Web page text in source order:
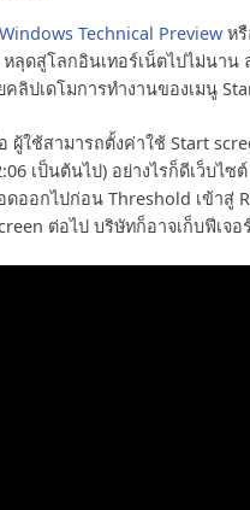
Windows Technical Preview ห
ลุดสู่โลกอินเทอร์เน็ตไปไม่นาน
ลิปเดโมการทำงานของเมนู
ผู้ใช้สามารถตั้งค่าใช้ Start
เป็นต้นไป) อย่างไรก็ดีเว็บไ
ออกไปก่อน Threshold เข้าสู่
ต่อไป บริษัทก็อาจเก็บฟีเจอ